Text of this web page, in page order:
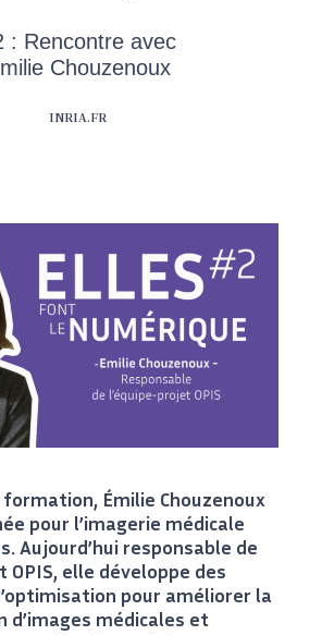
: Rencontre avec
Chouzenoux
INRIA.FR
Émilie Chouzenoux
pour l’imagerie médicale
Aujourd’hui responsable de
OPIS, elle développe des
pour améliorer la
d’images médicales et